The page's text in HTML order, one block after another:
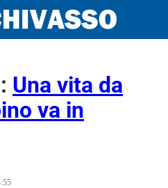
Una vita da
va in